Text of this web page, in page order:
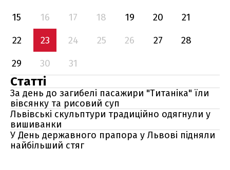
15
16 17 18 19 20
21
22
23 24 25 26 27
28
29
30 31
Статті
За день до загибелі пасажири "Титаніка" їли
вівсянку та рисовий суп
Львівські скульптури традиційно одягнули у
вишиванки
У День державного прапора у Львові підняли
найбільший стяг